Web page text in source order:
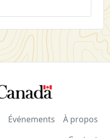
Événements
À propos